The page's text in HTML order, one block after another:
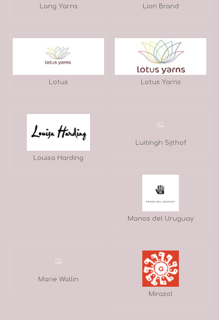
Lang Yarns Lion Brand
Lotus Lotus Yarns
Louisa Harding
Luitingh Sijthof
Manos del Uruguay
Marie Wallin
Mirasol